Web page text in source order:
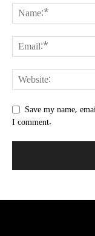
Save my name,
I comment.